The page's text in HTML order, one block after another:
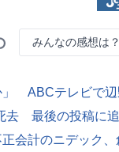
みんなの感想は？